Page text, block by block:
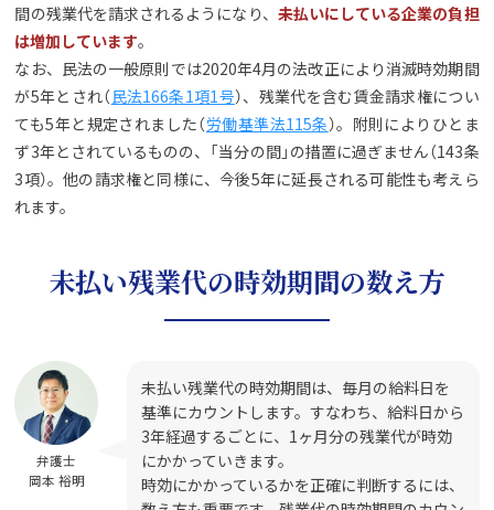
間の残業代を請求されるようになり、 未払いにしている企業の負担
は増加しています。
なお、民法の一般原則では2020年4月の法改正により消滅時効期間
が5年とされ（民法166条1項1号）、残業代を含む賃金請求権につい
ても5年と規定されました（労働基準法115条）。附則によりひとま
ず3年とされているものの、「当分の間」の措置に過ぎません（143条
3項）。他の請求権と同様に、今後5年に延長される可能性も考えら
れます。
未払い残業代の時効期間の数え方
弁護士
岡本 裕明
未払い残業代の時効期間は、毎月の給料日を
基準にカウントします。すなわち、給料日から
3年経過するごとに、1ヶ月分の残業代が時効
にかかっていきます。
時効にかかっているかを正確に判断するには、